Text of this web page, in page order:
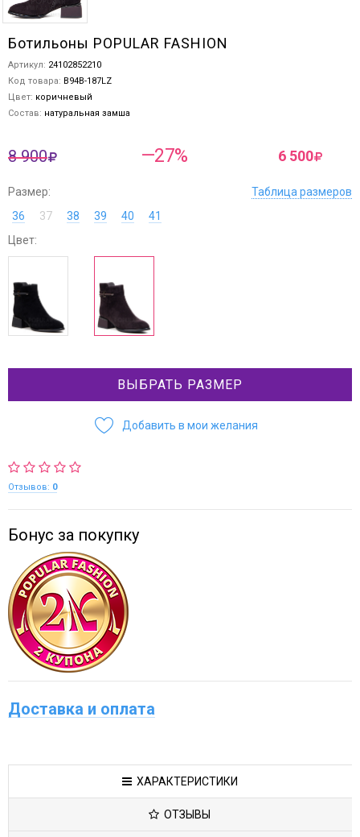
Ботильоны POPULAR FASHION
Артикул: 24102852210
Код товара: B94B-187LZ
Цвет: коричневый
Состав: натуральная замша
8 900 —27% 6 500
Размер:
Таблица размеров
36
37 38 39 40
41
Цвет:
ВЫБРАТЬ РАЗМЕР
Добавить в мои желания
Отзывов: 0
Бонус за покупку
Доставка и оплата
ХАРАКТЕРИСТИКИ
ОТЗЫВЫ